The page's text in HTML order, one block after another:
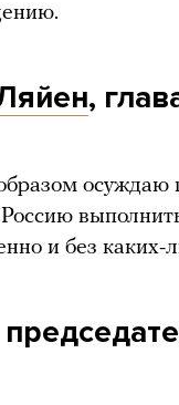
,
осуждаю
и без каких-